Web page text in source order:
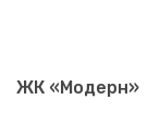
ЖК «Модерн»